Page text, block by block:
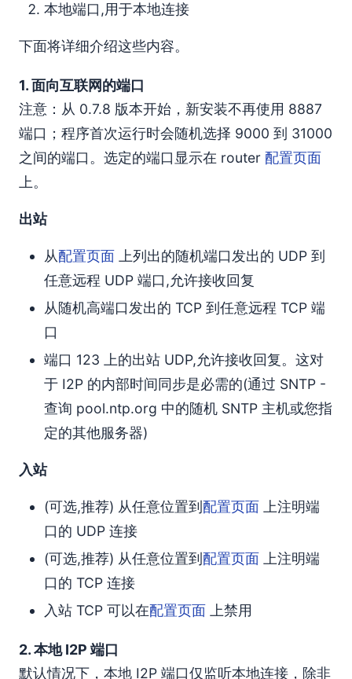
本地端口,用于本地连接
下面将详细介绍这些内容。
1. 面向互联网的端口
注意：从 0.7.8 版本开始，新安装不再使用 8887
端口；程序首次运行时会随机选择 9000 到 31000
之间的端口。选定的端口显示在 router 配置页面
上。
出站
从配置页面 上列出的随机端口发出的 UDP 到
任意远程 UDP 端口,允许接收回复
从随机高端口发出的 TCP 到任意远程 TCP 端
口
端口 123 上的出站 UDP,允许接收回复。这对
于 I2P 的内部时间同步是必需的(通过 SNTP -
查询 pool.ntp.org 中的随机 SNTP 主机或您指
定的其他服务器)
入站
(可选,推荐) 从任意位置到 配置页面 上注明端
口的 UDP 连接
(可选,推荐) 从任意位置到 配置页面 上注明端
口的 TCP 连接
入站 TCP 可以在配置页面 上禁用
2. 本地 I2P 端口
默认情况下，本地 I2P 端口仅监听本地连接，除非